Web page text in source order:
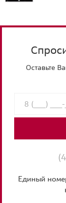
Оставьте
Единый